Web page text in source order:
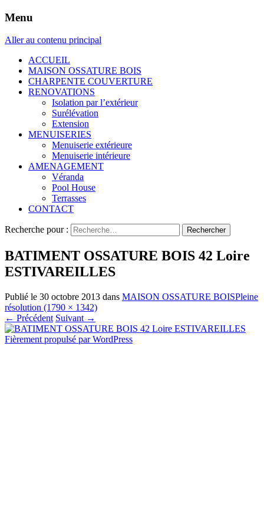
Menu
Aller au contenu principal
ACCUEIL
MAISON OSSATURE BOIS
CHARPENTE COUVERTURE
RENOVATIONS
Isolation par l’extérieur
Surélévation
Extension
MENUISERIES
Menuiserie extérieure
Menuiserie intérieure
AMENAGEMENT
Véranda
Pool House
Terrasses
CONTACT
Recherche pour :
BATIMENT OSSATURE BOIS 42 Loire
ESTIVAREILLES
Publié le 30 octobre 2013 dans MAISON OSSATURE BOISPleine
résolution (1790 × 1342)
← Précédent Suivant →
Fièrement propulsé par WordPress